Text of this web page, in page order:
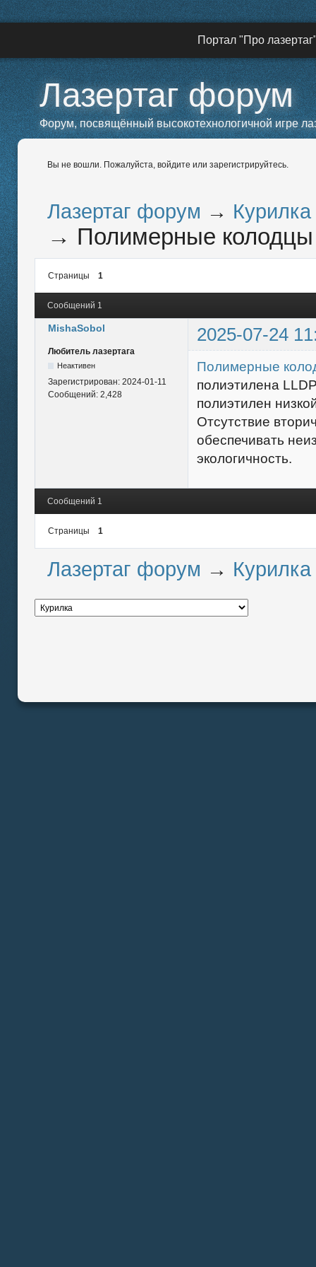
Портал "Про
Лазертаг форум
Форум, посвящённый высокотехнологичной игре
Вы не вошли. Пожалуйста, войдите или зарегистрируйтесь.
Лазертаг форум → Курилка
→ Полимерные колодцы
Страницы 1
Сообщений 1
MishaSobol 2025-07-24
Любитель лазертага
Неактивен
Зарегистрирован: 2024-01-11
Сообщений: 2,428
Полимерные
полиэтилена
полиэтилен
Отсутствие
обеспечивать
экологичность.
Сообщений 1
Страницы 1
Лазертаг форум → Курилка